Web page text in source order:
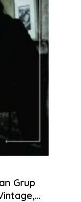
Grup